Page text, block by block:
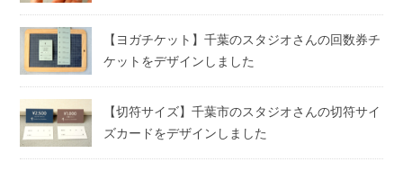
【ヨガチケット】千葉のスタジオさんの回数券チ
ケットをデザインしました
【切符サイズ】千葉市のスタジオさんの切符サイ
ズカードをデザインしました